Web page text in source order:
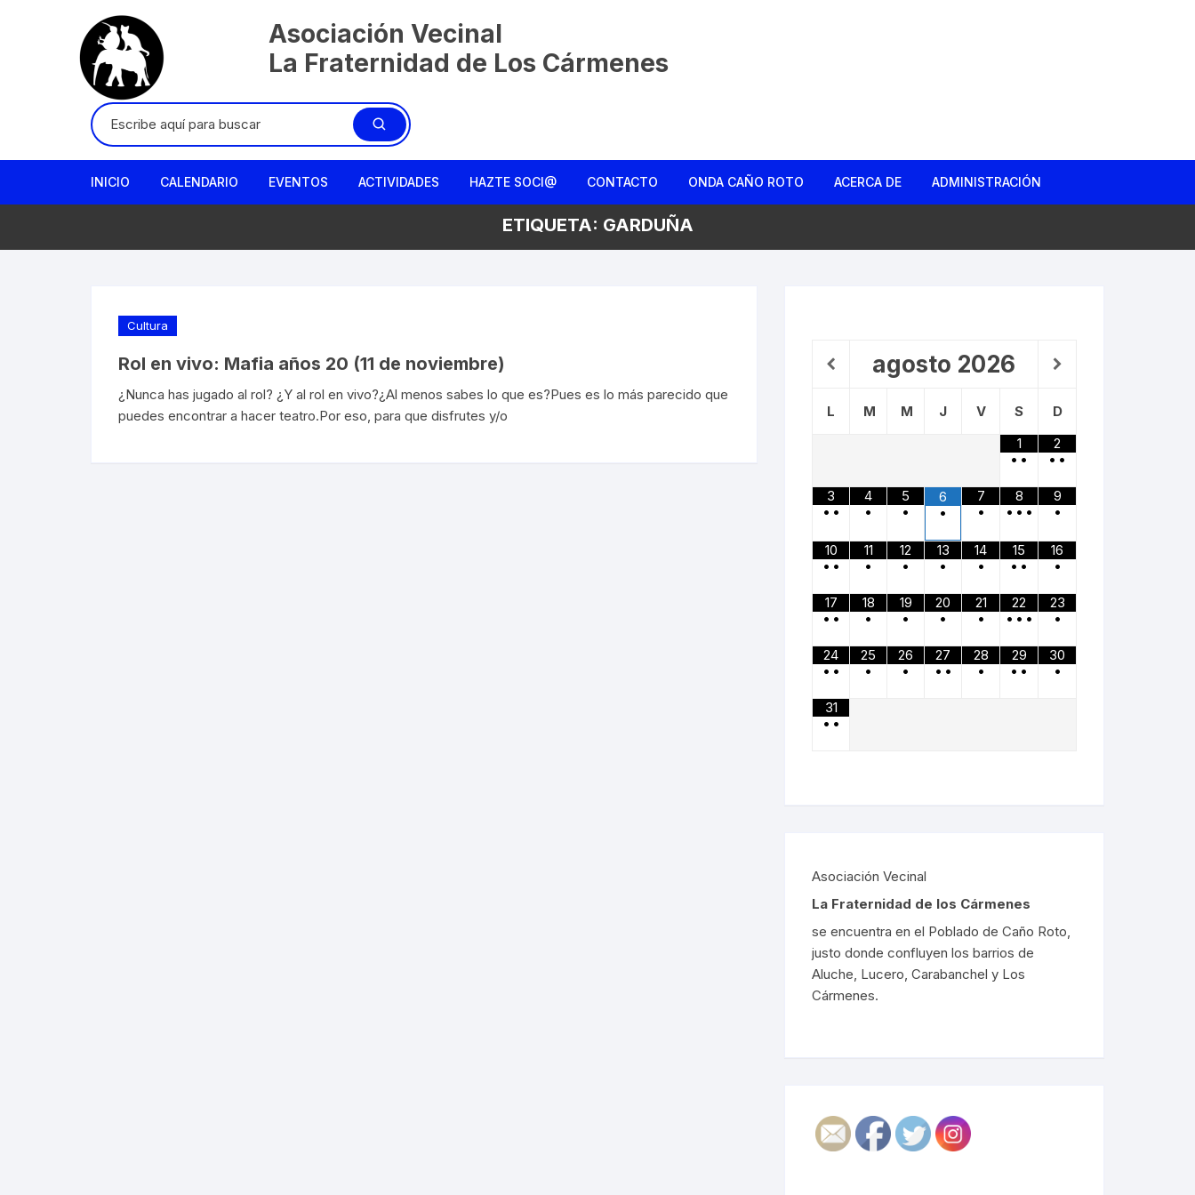
Asociación Vecinal
La Fraternidad de Los Cármenes
Buscar:
INICIO CALENDARIO EVENTOS ACTIVIDADES HAZTE SOCI@ CONTACTO ONDA CAÑO ROTO
Reconociendo el Barrio
ACERCA DE ADMINISTRACIÓN
ETIQUETA: GARDUÑA
Cultura
Rol en vivo: Mafia años 20 (11 de noviembre)
¿Nunca has jugado al rol? ¿Y al rol en vivo?¿Al menos sabes lo que es?Pues es lo más parecido que
puedes encontrar a hacer teatro.Por eso, para que disfrutes y/o
agosto 2026
L M M J V S
D
1
• •
2
• •
3
• •
4
•
5
•
6
•
7
•
8
• • •
9
•
10
• •
11
•
12
•
13
•
14
•
15
• •
16
•
17
• •
18
•
19
•
20
•
21
•
22
• • •
23
•
24
• •
25
•
26
•
27
• •
28
•
29
• •
30
•
31
• •
Asociación Vecinal
La Fraternidad de los Cármenes
se encuentra en el Poblado de Caño Roto,
justo donde confluyen los barrios de
Aluche, Lucero, Carabanchel y Los
Cármenes.